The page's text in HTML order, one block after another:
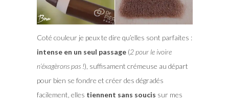
Coté couleur je peux te dire qu’elles sont parfaites :
intense en un seul passage(2 pour le ivoire
n’éxagèrons pas !), suffisament crémeuse au départ
pour bien se fondre et créer des dégradés
facilement, elles tiennent sans soucis sur mes